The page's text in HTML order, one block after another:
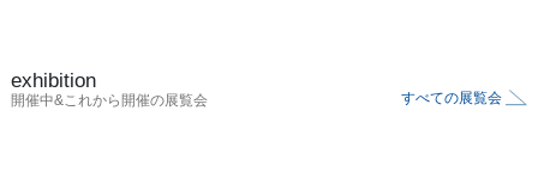
exhibition
開催中&これから開催の展覧会 すべての展覧会